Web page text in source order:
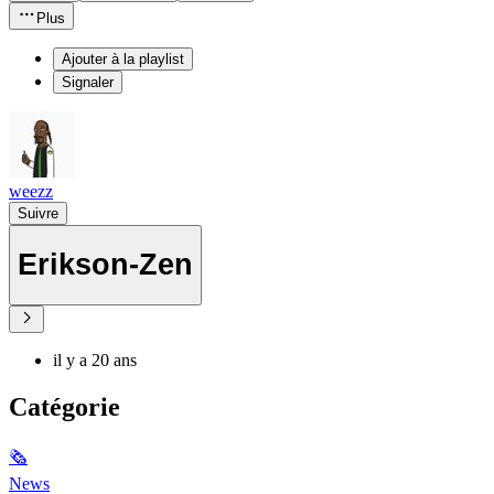
Plus
Ajouter à la playlist
Signaler
weezz
Suivre
Erikson-Zen
il y a 20 ans
Catégorie
🗞
News